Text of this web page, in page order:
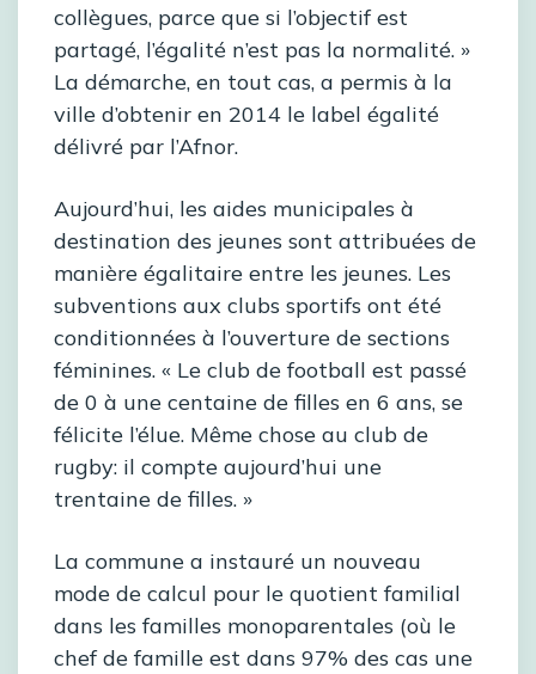
collègues, parce que si l’objectif est
partagé, l’égalité n’est pas la normalité. »
La démarche, en tout cas, a permis à la
ville d’obtenir en 2014 le label égalité
délivré par l’Afnor.
Aujourd’hui, les aides municipales à
destination des jeunes sont attribuées de
manière égalitaire entre les jeunes. Les
subventions aux clubs sportifs ont été
conditionnées à l’ouverture de sections
féminines. « Le club de football est passé
de 0 à une centaine de filles en 6 ans, se
félicite l’élue. Même chose au club de
rugby: il compte aujourd’hui une
trentaine de filles. »
La commune a instauré un nouveau
mode de calcul pour le quotient familial
dans les familles monoparentales (où le
chef de famille est dans 97% des cas une